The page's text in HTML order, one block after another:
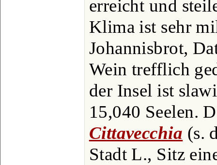
erreicht und
Klima ist sehr
Johannisbrot,
Wein trefflich
der Insel ist
15,040 Seelen.
Cittavecchia (s.
Stadt L., Sitz